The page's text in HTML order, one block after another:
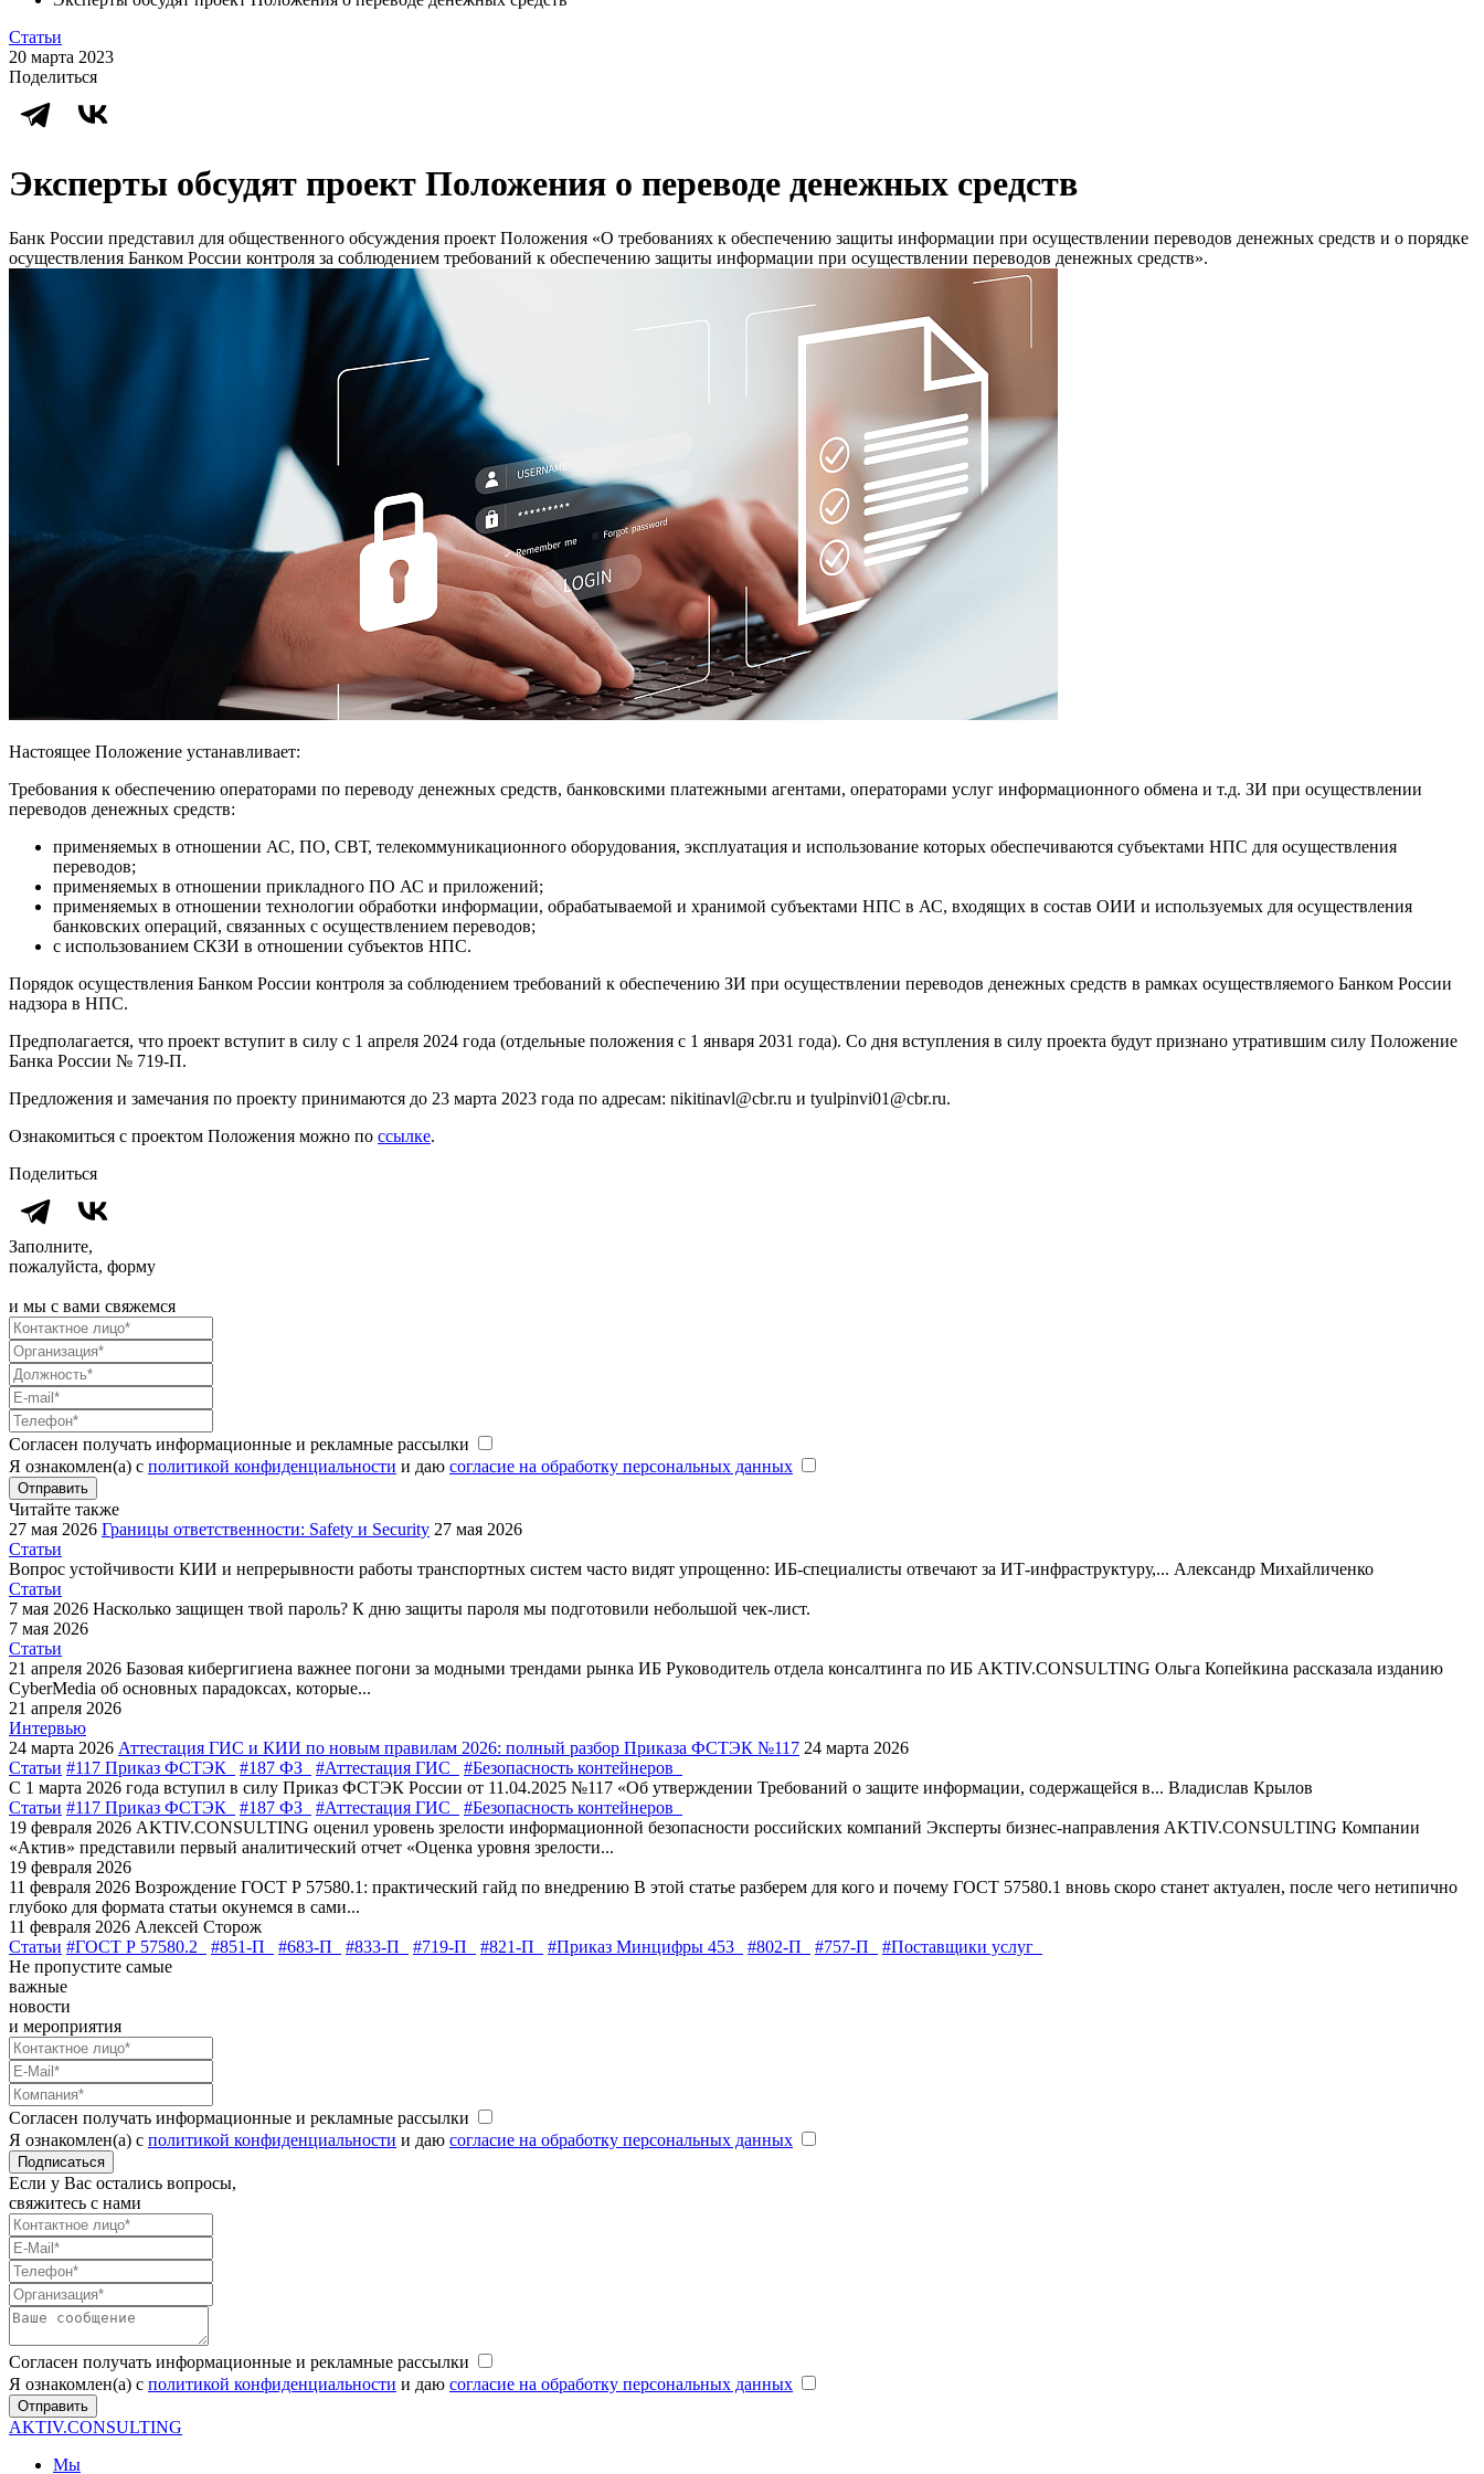
Статьи
20 марта 2023
Поделиться
Эксперты обсудят проект Положения о переводе денежных средств
Банк России представил для общественного обсуждения проект Положения «О требованиях к обеспечению защиты информации при осуществлении переводов денежных средств и о порядке
осуществления Банком России контроля за соблюдением требований к обеспечению защиты информации при осуществлении переводов денежных средств».
Настоящее Положение устанавливает:
Требования к обеспечению операторами по переводу денежных средств, банковскими платежными агентами, операторами услуг информационного обмена и т.д. ЗИ при осуществлении
переводов денежных средств:
применяемых в отношении АС, ПО, СВТ, телекоммуникационного оборудования, эксплуатация и использование которых обеспечиваются субъектами НПС для осуществления
переводов;
применяемых в отношении прикладного ПО АС и приложений;
применяемых в отношении технологии обработки информации, обрабатываемой и хранимой субъектами НПС в АС, входящих в состав ОИИ и используемых для осуществления
банковских операций, связанных с осуществлением переводов;
с использованием СКЗИ в отношении субъектов НПС.
Порядок осуществления Банком России контроля за соблюдением требований к обеспечению ЗИ при осуществлении переводов денежных средств в рамках осуществляемого Банком России
надзора в НПС.
Предполагается, что проект вступит в силу с 1 апреля 2024 года (отдельные положения с 1 января 2031 года). Со дня вступления в силу проекта будут признано утратившим силу Положение
Банка России № 719-П.
Предложения и замечания по проекту принимаются до 23 марта 2023 года по адресам: nikitinavl@cbr.ru и tyulpinvi01@cbr.ru.
Ознакомиться с проектом Положения можно по ссылке.
Поделиться
Заполните,
пожалуйста, форму
и мы с вами свяжемся
Согласен получать информационные и рекламные рассылки
Я ознакомлен(а) с политикой конфиденциальности и даю согласие на обработку персональных данных
Отправить
Читайте также
27 мая 2026 Границы ответственности: Safety и Security 27 мая 2026
Статьи
Вопрос устойчивости КИИ и непрерывности работы транспортных систем часто видят упрощенно: ИБ-специалисты отвечают за ИТ-инфраструктуру,... Александр Михайличенко
Статьи
7 мая 2026 Насколько защищен твой пароль? К дню защиты пароля мы подготовили небольшой чек-лист.
7 мая 2026
Статьи
21 апреля 2026 Базовая кибергигиена важнее погони за модными трендами рынка ИБ Руководитель отдела консалтинга по ИБ AKTIV.CONSULTING Ольга Копейкина рассказала изданию
CyberMedia об основных парадоксах, которые...
21 апреля 2026
Интервью
24 марта 2026 Аттестация ГИС и КИИ по новым правилам 2026: полный разбор Приказа ФСТЭК №117 24 марта 2026
Статьи #117 Приказ ФСТЭК #187 ФЗ #Аттестация ГИС
#Безопасность контейнеров
С 1 марта 2026 года вступил в силу Приказ ФСТЭК России от 11.04.2025 №117 «Об утверждении Требований о защите информации, содержащейся в... Владислав Крылов
Статьи #117 Приказ ФСТЭК #187 ФЗ #Аттестация ГИС
#Безопасность контейнеров
19 февраля 2026 AKTIV.CONSULTING оценил уровень зрелости информационной безопасности российских компаний Эксперты бизнес-направления AKTIV.CONSULTING Компании
«Актив» представили первый аналитический отчет «Оценка уровня зрелости...
19 февраля 2026
11 февраля 2026 Возрождение ГОСТ Р 57580.1: практический гайд по внедрению В этой статье разберем для кого и почему ГОСТ 57580.1 вновь скоро станет актуален, после чего нетипично
глубоко для формата статьи окунемся в сами...
11 февраля 2026 Алексей Сторож
Статьи #ГОСТ Р 57580.2 #851-П #683-П #833-П #719-П #821-П #Приказ Минцифры 453 #802-П #757-П
#Поставщики услуг
Не пропустите самые
важные
новости
и мероприятия
Согласен получать информационные и рекламные рассылки
Я ознакомлен(а) с политикой конфиденциальности и даю согласие на обработку персональных данных
Подписаться
Если у Вас остались вопросы,
свяжитесь с нами
Согласен получать информационные и рекламные рассылки
Я ознакомлен(а) с политикой конфиденциальности и даю согласие на обработку персональных данных
Отправить
AKTIV.CONSULTING
Мы